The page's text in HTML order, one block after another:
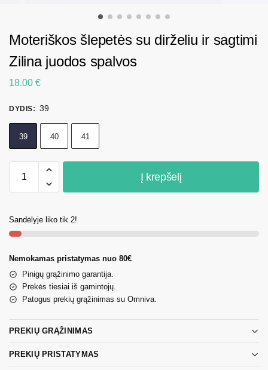
Moteriškos šlepetės su dirželiu ir sagtimi
Zilina juodos spalvos
18.00 €
DYDIS: 39
39 40 41
Į krepšelį
Sandėlyje liko tik 2!
Nemokamas pristatymas nuo 80€
Pinigų grąžinimo garantija.
Prekės tiesiai iš gamintojų.
Patogus prekių grąžinimas su Omniva.
PREKIŲ GRĄŽINIMAS
PREKIŲ PRISTATYMAS